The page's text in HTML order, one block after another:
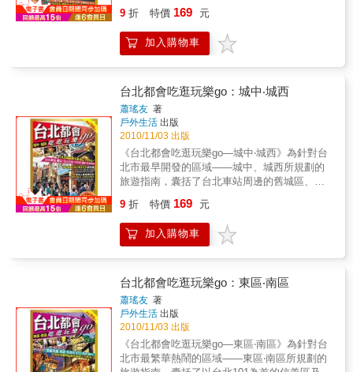
區、北投溫泉及淡水小鎮等重量級景區，是一
連結了都會走逛與自然風光的樂活旅遊線。全
書共蒐羅200個人氣景點、百貨商圈，與310家
求。
9 折 特價 169 元
加入購物車
台北都會吃逛玩樂go：城中‧城西
蕭瑤友 著
戶外生活 出版
2010/11/03 出版
《台北都會吃逛玩樂go—城中‧城西》為針對台
北市最早開發的區域——城中、城西所規劃的
旅遊指南，囊括了台北車站周邊的舊城區、大
線，是一揉合懷舊與新潮的都會旅遊圈。全書
共蒐羅老台北城200個人氣景點、百貨商圈，與
360家吃喝買憩住名店，搭配27幅繪製周詳的導
求。
9 折 特價 169 元
加入購物車
台北都會吃逛玩樂go：東區‧南區
蕭瑤友 著
戶外生活 出版
2010/11/03 出版
《台北都會吃逛玩樂go—東區‧南區》為針對台
北市最繁華熱鬧的區域——東區‧南區所規劃的